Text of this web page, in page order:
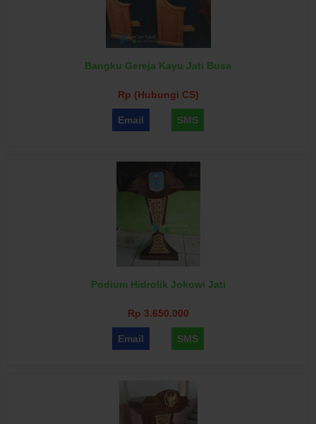
Bangku Gereja Kayu Jati Busa
Rp (Hubungi CS)
Email SMS
Podium Hidrolik Jokowi Jati
Rp 3.650.000
Email SMS